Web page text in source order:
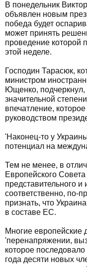
В понедельник
объявлен новым
победа будет
может принять
проведение которой
этой неделе.
Господин Тарасюк,
министром
Ющенко, подчеркнул,
значительной
впечатление,
руководством
'Наконец-то у
потенциал на
Тем не менее, в
Европейского
представительного и
соответственно, по-
признать, что
в составе ЕС.
Многие европейские
'перенапряжении,
которое
года десяти новых